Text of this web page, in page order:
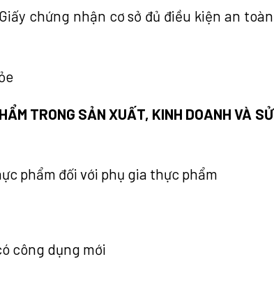
chứng nhận cơ sở đủ điều kiện an toàn
TRONG SẢN XUẤT, KINH DOANH VÀ SỬ
phẩm đối với phụ gia thực phẩm
công dụng mới